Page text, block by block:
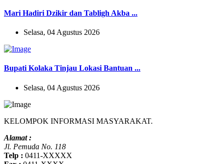
Mari Hadiri Dzikir dan Tabligh Akba ...
Selasa, 04 Agustus 2026
Bupati Kolaka Tinjau Lokasi Bantuan ...
Selasa, 04 Agustus 2026
KELOMPOK INFORMASI MASYARAKAT.
Alamat :
Jl. Pemuda No. 118
Telp : 0411-XXXXX